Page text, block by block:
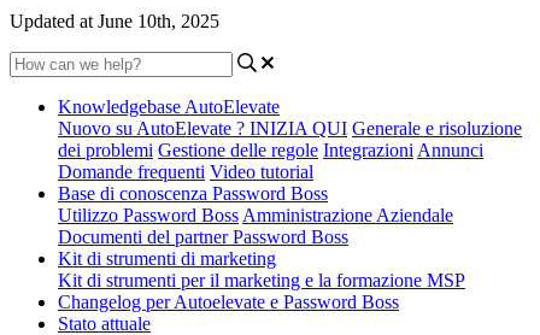
Updated at June 10th, 2025
Knowledgebase AutoElevate
Nuovo su AutoElevate ? INIZIA QUI Generale e risoluzione
dei problemi Gestione delle regole Integrazioni Annunci
Domande frequenti Video tutorial
Base di conoscenza Password Boss
Utilizzo Password Boss Amministrazione Aziendale
Documenti del partner Password Boss
Kit di strumenti di marketing
Kit di strumenti per il marketing e la formazione MSP
Changelog per Autoelevate e Password Boss
Stato attuale